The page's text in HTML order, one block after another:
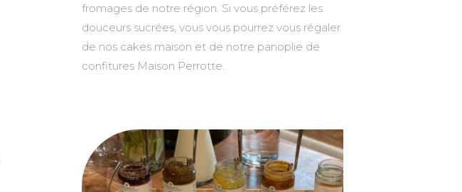
fromages de notre région. Si vous préférez les
douceurs sucrées, vous vous pourrez vous régaler
de nos cakes maison et de notre panoplie de
confitures Maison Perrotte.